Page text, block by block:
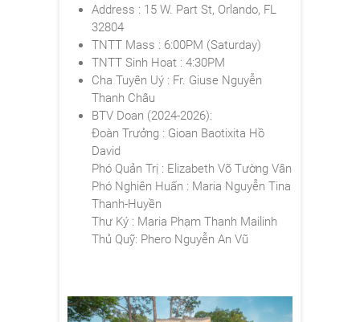
Address : 15 W. Part St, Orlando, FL
32804
TNTT Mass : 6:00PM (Saturday)
TNTT Sinh Hoat : 4:30PM
Cha Tuyên Uý : Fr. Giuse Nguyễn
Thanh Châu
BTV Doan (2024-2026):
Đoàn Trưởng : Gioan Baotixita Hồ
David
Phó Quản Trị : Elizabeth Võ Tường Vân
Phó Nghiên Huấn : Maria Nguyễn Tina
Thanh-Huyền
Thư Ký : Maria Phạm Thanh Mailinh
Thủ Quỹ: Phero Nguyễn An Vũ